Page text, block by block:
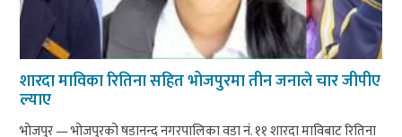
शारदा माविका रितिना सहित भोजपुरमा तीन जनाले चार जीपीए
ल्याए
भोजपुर — भोजपुरको षडानन्द नगरपालिका वडा नं. ११ शारदा माविबाट रितिना